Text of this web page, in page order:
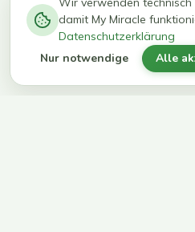
kg in 12
Wochen
erreichen
ihr Ziel
damit My Miracle
Datenschutzerklärung
Nur notwendige Alle